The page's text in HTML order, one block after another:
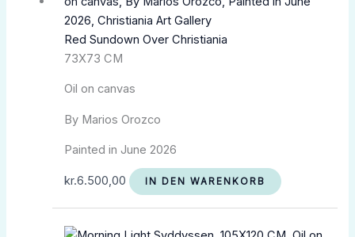
Red Sundown Over Christiania
73X73 CM
Oil on canvas
By Marios Orozco
Painted in June 2026
kr.6.500,00 IN DEN WARENKORB